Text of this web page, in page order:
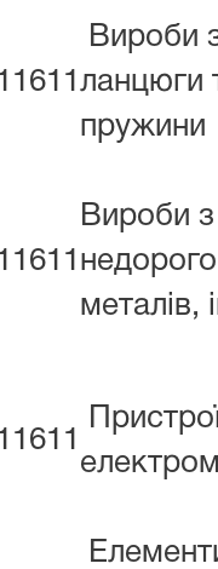
Вироби
ланцюги
пружини
Вироби з
металів,